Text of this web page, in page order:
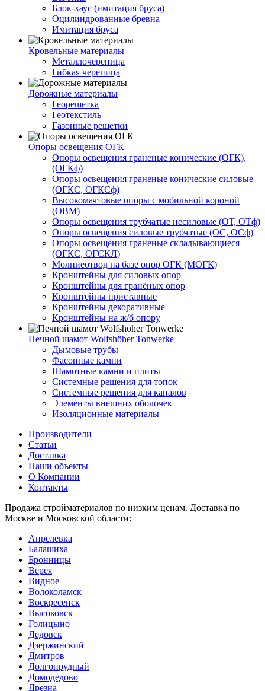
Блок-хаус (имитация бруса)
Оцилиндрованные бревна
Имитация бруса
Кровельные материалы
Металлочерепица
Гибкая черепица
Дорожные материалы
Георешетка
Геотекстиль
Газонные решетки
Опоры освещения ОГК
Опоры освещения граненые конические (ОГК),
(ОГКф)
Опоры освещения граненые конические силовые
(ОГКС, ОГКСф)
Высокомачтовые опоры с мобильной короной
(ОВМ)
Опоры освещения трубчатые несиловые (ОТ, ОТф)
Опоры освещения силовые трубчатые (ОС, ОСф)
Опоры освещения граненые складывающиеся
(ОГКС, ОГСКЛ)
Молниеотвод на базе опор ОГК (МОГК)
Кронштейны для силовых опор
Кронштейны для гранёных опор
Кронштейны приставные
Кронштейны декоративные
Кронштейны на ж/б опору
Печной шамот Wolfshöher Tonwerke
Дымовые трубы
Фасонные камни
Шамотные камни и плиты
Системные решения для топок
Системные решения для каналов
Элементы внешних оболочек
Изоляционные материалы
Производители
Статьи
Доставка
Наши объекты
О Компании
Контакты
Продажа стройматериалов по низким ценам. Доставка по
Москве и Московской области:
Апрелевка
Балашиха
Бронницы
Верея
Видное
Волоколамск
Воскресенск
Высоковск
Голицыно
Дедовск
Дзержинский
Дмитров
Долгопрудный
Домодедово
Дрезна